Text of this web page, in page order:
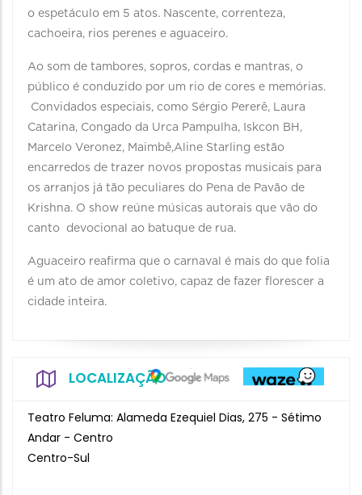
o espetáculo em 5 atos. Nascente, correnteza,
cachoeira, rios perenes e aguaceiro.
Ao som de tambores, sopros, cordas e mantras, o
público é conduzido por um rio de cores e memórias.
Convidados especiais, como Sérgio Pererê, Laura
Catarina, Congado da Urca Pampulha, Iskcon BH,
Marcelo Veronez, Maimbê,Aline Starling estão
encarredos de trazer novos propostas musicais para
os arranjos já tão peculiares do Pena de Pavão de
Krishna. O show reúne músicas autorais que vão do
canto devocional ao batuque de rua.
Aguaceiro reafirma que o carnaval é mais do que folia
é um ato de amor coletivo, capaz de fazer florescer a
cidade inteira.
LOCALIZAÇÃO
Teatro Feluma: Alameda Ezequiel Dias, 275 - Sétimo
Andar - Centro
Centro-Sul